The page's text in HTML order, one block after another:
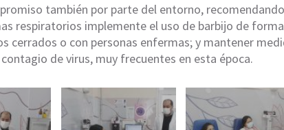
también por parte del entorno, recomendando
respiratorios implemente el uso de barbijo de forma
cerrados o con personas enfermas; y mantener
de virus, muy frecuentes en esta época.